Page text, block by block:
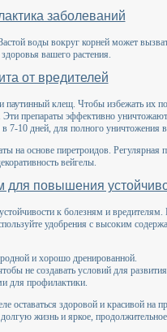
заболеваний
воды вокруг корней может
вашего растения.
от вредителей
паутинный клещ. Чтобы избежать их
. Эти препараты эффективно
7-10 дней, для полного уничтожения
на основе пиретроидов. Регулярная
вейгелы.
для повышения
к болезням и
удобрения с высоким
и хорошо дренированной.
не создавать условий для
для профилактики.
оставаться здоровой и красивой на
жизнь и яркое,